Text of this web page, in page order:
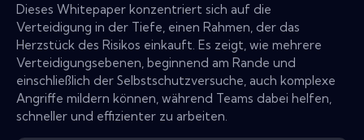
Dieses Whitepaper konzentriert sich auf die
Verteidigung in der Tiefe, einen Rahmen, der das
Herzstück des Risikos einkauft. Es zeigt, wie mehrere
Verteidigungsebenen, beginnend am Rande und
einschließlich der Selbstschutzversuche, auch komplexe
Angriffe mildern können, während Teams dabei helfen,
schneller und effizienter zu arbeiten.